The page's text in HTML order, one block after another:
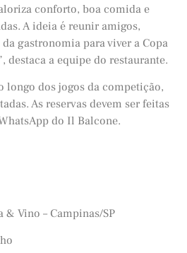
conforto, boa comida e
A ideia é reunir amigos,
gastronomia para viver a Copa
destaca a equipe do restaurante.
longo dos jogos da competição,
As reservas devem ser feitas
do Il Balcone.
Vino – Campinas/SP